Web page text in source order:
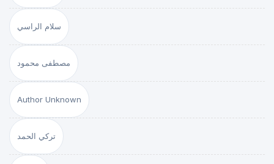
سلام الراسي
مصطفى محمود
Author Unknown
تركي الحمد